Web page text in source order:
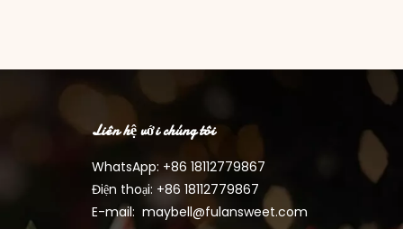
Liên hệ với chúng tôi
WhatsApp: +86 18112779867
Điện thoại: +86 18112779867
E-mail: maybell@fulansweet.com